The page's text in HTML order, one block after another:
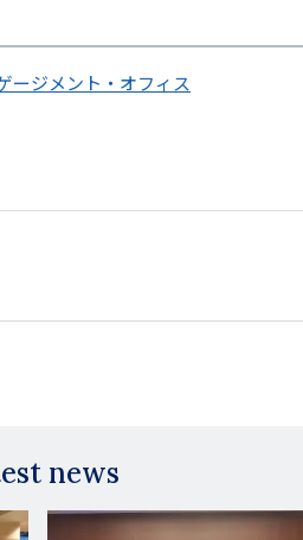
ージメント・オフィス
news